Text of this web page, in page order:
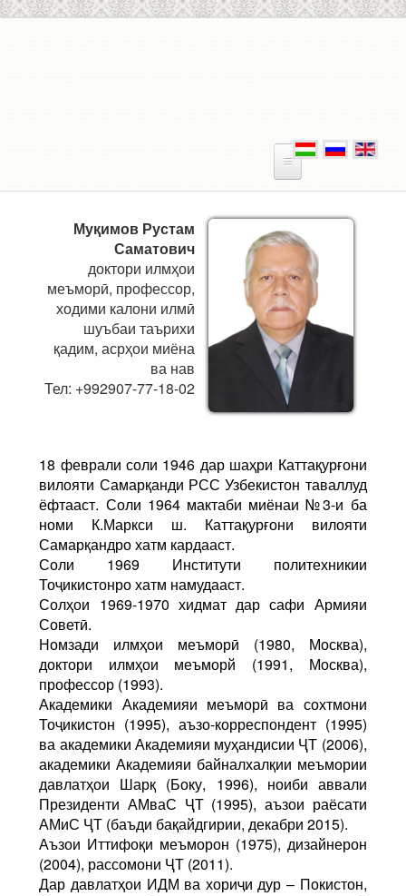
Муқимов Рустам
Саматович
доктори илмҳои
меъморӣ, профессор,
ходими калони илмӣ
шуъбаи таърихи
қадим, асрҳои миёна
ва нав
Тел: +992907-77-18-02
18 феврали соли 1946 дар шаҳри Каттақурғони
вилояти Самарқанди РСС Узбекистон таваллуд
ёфтааст. Соли 1964 мактаби миёнаи №3-и ба
номи К.Маркси ш. Каттақурғони вилояти
Самарқандро хатм кардааст.
Соли 1969 Институти политехникии
Тоҷикистонро хатм намудааст.
Солҳои 1969-1970 хидмат дар сафи Армияи
Советӣ.
Номзади илмҳои меъморӣ (1980, Москва),
доктори илмҳои меъморй (1991, Москва),
профес­сор (1993).
Академики Академияи меъ­морӣ ва сохтмони
Тоҷикистон (1995), аъзо-корреспондент (1995)
ва академики Академияи муҳандисии ҶТ (2006),
академики Академияи байналхалқии меъмории
давлатҳои Шарқ (Боку, 1996), ноиби аввали
Президенти АМваС ҶТ (1995), аъзои раёсати
АМиС ҶТ (баъди бақайдгирии, декабри 2015).
Аъзои Иттифоқи меъморон (1975), дизайнерон
(2004), рассомони ҶТ (2011).
Дар давлатҳои ИДМ ва хориҷи дур – Покистон,